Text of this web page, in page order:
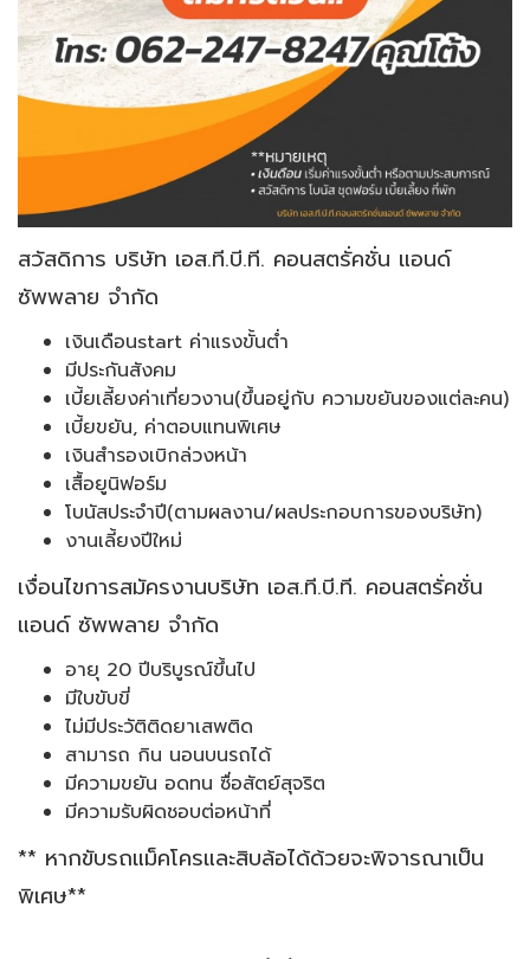
สวัสดิการ บริษัท เอส.ที.บี.ที. คอนสตรั่คชั่น แอนด์
ซัพพลาย จำกัด
เงินเดือนstart ค่าแรงขั้นต่ำ
มีประกันสังคม
เบี้ยเลี้ยงค่าเที่ยวงาน(ขึ้นอยู่กับ ความขยันของแต่ละคน)
เบี้ยขยัน, ค่าตอบแทนพิเศษ
เงินสำรองเบิกล่วงหน้า
เสื้อยูนิฟอร์ม
โบนัสประจำปี(ตามผลงาน/ผลประกอบการของบริษัท)
งานเลี้ยงปีใหม่
เงื่อนไขการสมัครงานบริษัท เอส.ที.บี.ที. คอนสตรั่คชั่น
แอนด์ ซัพพลาย จำกัด
อายุ 20 ปีบริบูรณ์ขึ้นไป
มีใบขับขี่
ไม่มีประวัติติดยาเสพติด
สามารถ กิน นอนบนรถได้
มีความขยัน อดทน ซื่อสัตย์สุจริต
มีความรับผิดชอบต่อหน้าที่
** หากขับรถแม็คโครและสิบล้อได้ด้วยจะพิจารณาเป็น
พิเศษ**